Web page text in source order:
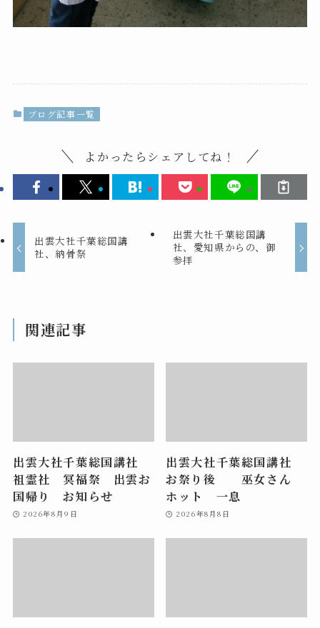
ブログ記事一覧
よかったらシェアしてね！
出雲大社千葉総国講
社、納骨祭
出雲大社千葉総国講
社、愛知県からの、御
参拝
関連記事
出雲大社千葉総国講社
祖霊社 冥福祭 出雲お
国帰り お知らせ
2026年8月9日
出雲大社千葉総国講社
お祭り後 巫女さん
ホット 一息
2026年8月8日